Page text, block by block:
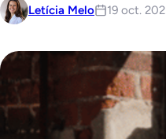
Letícia Melo 19 oct.